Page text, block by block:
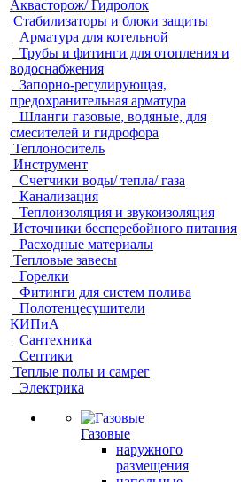
Аквасторож/ Гидролок
Стабилизаторы и блоки защиты
Арматура для котельной
Трубы и фитинги для отопления и
водоснабжения
Запорно-регулирующая,
предохранительная арматура
Шланги газовые, водяные, для
смесителей и гидрофора
Теплоноситель
Инструмент
Счетчики воды/ тепла/ газа
Канализация
Теплоизоляция и звукоизоляция
Источники бесперебойного питания
Расходные материалы
Тепловые завесы
Горелки
Фитинги для систем полива
Полотенцесушители
КИПиА
Сантехника
Септики
Теплые полы и самрег
Электрика
Газовые
наружного
размещения